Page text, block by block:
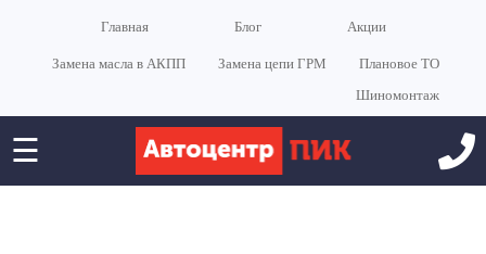
Главная Блог Акции
Замена масла в АКПП Замена цепи ГРМ
Плановое ТО
Шиномонтаж
☰